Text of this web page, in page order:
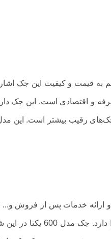
بازار سخن بگوییم می‌توانیم به قیمت و
به جک‌های رقیب بیشتر است.
و ارائه خدمات پس از فروش
پارکینگی یکتا مدل 600 را با کیفیت ایده آل